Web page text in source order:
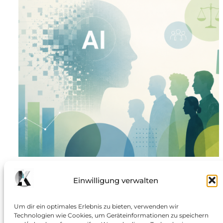
Einwilligung verwalten
Um dir ein optimales Erlebnis zu bieten, verwenden wir
Technologien wie Cookies, um Geräteinformationen zu speichern
Die KI-Gegenbewegung
Euphorie plötzlich gesellschaftliche Wut wird: Noch
vor wenigen Jahren galt Künstliche Intelligenz als